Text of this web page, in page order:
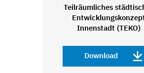
Teilräumliches
Innenstadt (TEKO)
Download